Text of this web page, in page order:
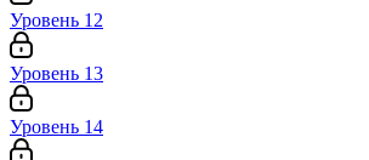
Уровень 12
Уровень 13
Уровень 14